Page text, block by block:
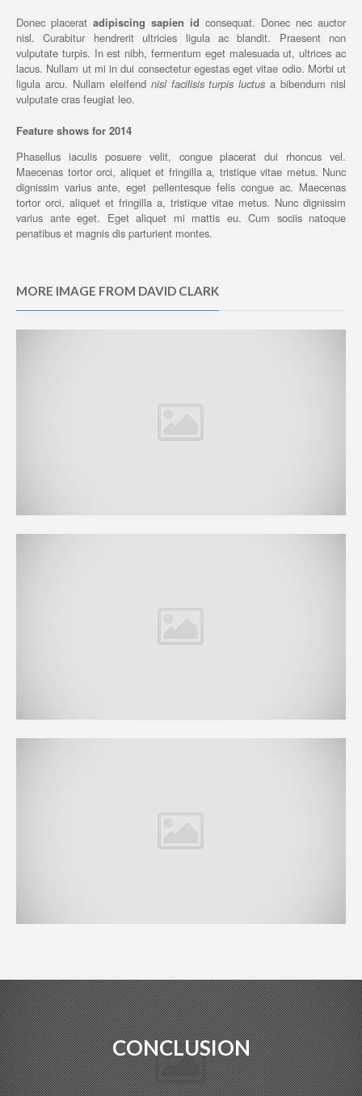
Donec placerat adipiscing sapien id consequat. Donec nec auctor
nisl. Curabitur hendrerit ultricies ligula ac blandit. Praesent non
vulputate turpis. In est nibh, fermentum eget malesuada ut, ultrices ac
lacus. Nullam ut mi in dui consectetur egestas eget vitae odio. Morbi ut
ligula arcu. Nullam eleifend nisl facilisis turpis luctus a bibendum nisl
vulputate cras feugiat leo.
Feature shows for 2014
Phasellus iaculis posuere velit, congue placerat dui rhoncus vel.
Maecenas tortor orci, aliquet et fringilla a, tristique vitae metus. Nunc
dignissim varius ante, eget pellentesque felis congue ac. Maecenas
tortor orci, aliquet et fringilla a, tristique vitae metus. Nunc dignissim
varius ante eget. Eget aliquet mi mattis eu. Cum sociis natoque
penatibus et magnis dis parturient montes.
MORE IMAGE FROM DAVID CLARK
CONCLUSION